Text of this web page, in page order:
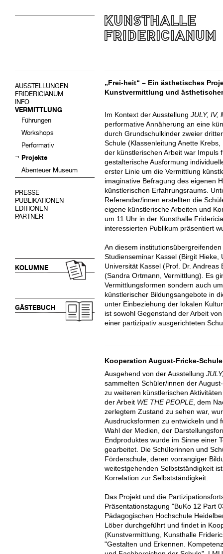
AUSSTELLUNGEN
FRIDERICIANUM
INFO
VERMITTLUNG
Führungen
Workshops
Performativ
Projekte
Abenteuer Museum
PRESSE
PUBLIKATIONEN
EDITIONEN
PARTNER
KOLUMNE
GÄSTEBUCH
„Frei-heit“ – Ein ästhetisches
Kunstvermittlung und
Im Kontext der Ausstellung JULY, IV,
performative Annäherung an eine
durch Grundschulkinder zweier
Schule (Klassenleitung Anette
der künstlerischen Arbeit war Impuls
gestalterische Ausformung
erster Linie um die Vermittlung
imaginative Befragung des eigenen
künstlerischen Erfahrungsraums.
Referendar/innen erstellten die
eigene künstlerische Arbeiten und
um 11 Uhr in der Kunsthalle
interessierten Publikum präsentiert
An diesem
Studienseminar Kassel (Birgit
Universität Kassel (Prof. Dr.
(Sandra Ortmann, Vermittlung). Es
Vermittlungsformen sondern auch
künstlerischer Bildungsangebote in
unter Einbeziehung der lokalen
ist sowohl Gegenstand der Arbeit
einer partizipativ ausgerichteten
Kooperation August-Fricke-
Ausgehend von der Ausstellung
sammelten Schüler/innen der
zu weiteren künstlerischen
der Arbeit WE THE PEOPLE, dem
zerlegtem Zustand zu sehen war,
Ausdrucksformen zu entwickeln und
Wahl der Medien, der
Endproduktes wurde im Sinne einer
gearbeitet. Die Schülerinnen und
Förderschule, deren vorrangiger
weitestgehenden Selbstständigkeit
Korrelation zur Selbstständigkeit.
Das Projekt und die
Präsentationstagung "BuKo 12 Part
Pädagogischen Hochschule
Löber durchgeführt und findet in
(Kunstvermittlung, Kunsthalle
"Gestalten und Erkennen.